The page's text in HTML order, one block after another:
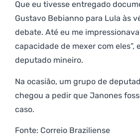
Que eu tivesse entregado
Gustavo Bebianno para Lula às
debate. Até eu me
capacidade de mexer com eles”,
deputado mineiro.
Na ocasião, um grupo de
chegou a pedir que Janones
caso.
Fonte: Correio Braziliense